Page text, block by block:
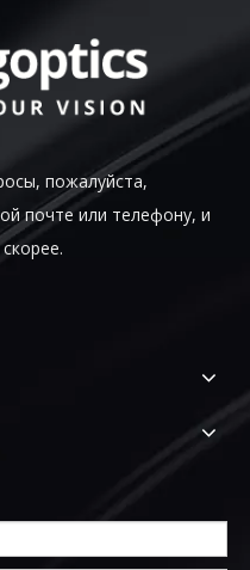
пожалуйста,
почте или телефону, и